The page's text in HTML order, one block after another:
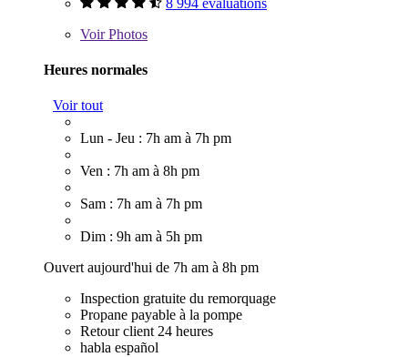
VoirPhotos
Heures normales
Voir tout
Lun - Jeu : 7h am à 7h pm
Ven : 7h am à 8h pm
Sam : 7h am à 7h pm
Dim : 9h am à 5h pm
Ouvert aujourd'hui de 7h am à 8h pm
Inspection gratuite du remorquage
Propane payable à la pompe
Retour client 24 heures
habla español